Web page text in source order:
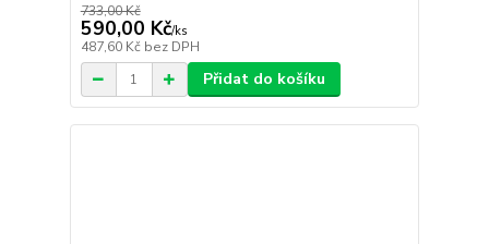
733,00 Kč
590,00 Kč/ks
487,60 Kč bez DPH
Přidat do košíku